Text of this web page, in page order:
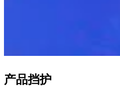
产品挡护